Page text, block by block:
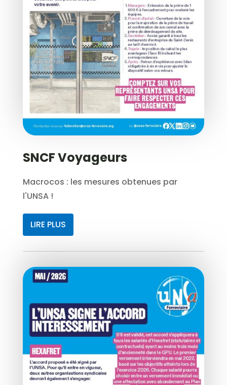
SNCF Voyageurs
Macrocos : les mesures obtenues par
l'UNSA !
LIRE PLUS